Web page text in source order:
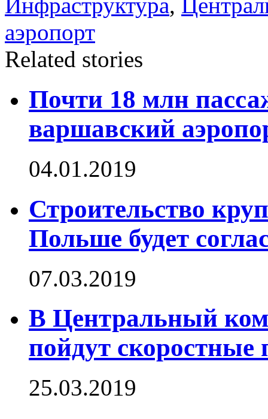
аэропорт
Related stories
Почти 18 млн
варшавский
04.01.2019
Строительство
Польше будет
07.03.2019
В Центральный
пойдут скоростные
25.03.2019